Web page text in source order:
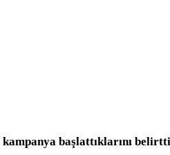
başlattıklarını